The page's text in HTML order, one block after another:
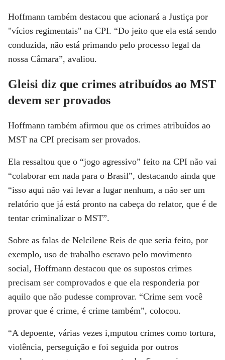
Hoffmann também destacou que acionará a Justiça por
"vícios regimentais" na CPI. “Do jeito que ela está sendo
conduzida, não está primando pelo processo legal da
nossa Câmara”, avaliou.
Gleisi diz que crimes atribuídos ao MST
devem ser provados
Hoffmann também afirmou que os crimes atribuídos ao
MST na CPI precisam ser provados.
Ela ressaltou que o “jogo agressivo” feito na CPI não vai
“colaborar em nada para o Brasil”, destacando ainda que
“isso aqui não vai levar a lugar nenhum, a não ser um
relatório que já está pronto na cabeça do relator, que é de
tentar criminalizar o MST”.
Sobre as falas de Nelcilene Reis de que seria feito, por
exemplo, uso de trabalho escravo pelo movimento
social, Hoffmann destacou que os supostos crimes
precisam ser comprovados e que ela responderia por
aquilo que não pudesse comprovar. “Crime sem você
provar que é crime, é crime também”, colocou.
“A depoente, várias vezes i,mputou crimes como tortura,
violência, perseguição e foi seguida por outros